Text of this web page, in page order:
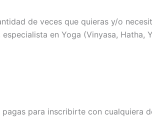
de veces que quieras y/o
en Yoga (Vinyasa, Hatha,
para inscribirte con cualquiera